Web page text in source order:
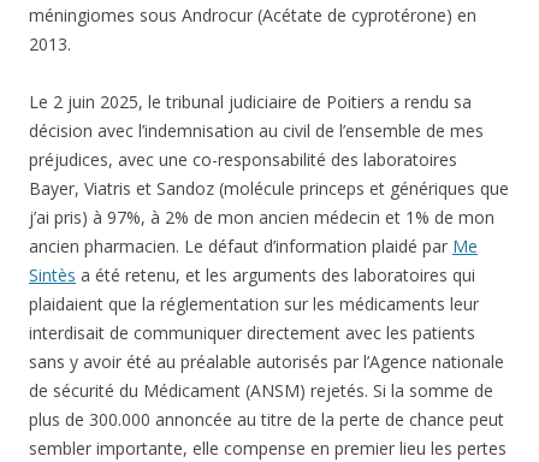
méningiomes sous Androcur (Acétate de cyprotérone) en
2013.
Le 2 juin 2025, le tribunal judiciaire de Poitiers a rendu sa
décision avec l’indemnisation au civil de l’ensemble de mes
préjudices, avec une co-responsabilité des laboratoires
Bayer, Viatris et Sandoz (molécule princeps et génériques que
j’ai pris) à 97%, à 2% de mon ancien médecin et 1% de mon
ancien pharmacien. Le défaut d’information plaidé par Me
Sintès a été retenu, et les arguments des laboratoires qui
plaidaient que la réglementation sur les médicaments leur
interdisait de communiquer directement avec les patients
sans y avoir été au préalable autorisés par l’Agence nationale
de sécurité du Médicament (ANSM) rejetés. Si la somme de
plus de 300.000 annoncée au titre de la perte de chance peut
sembler importante, elle compense en premier lieu les pertes